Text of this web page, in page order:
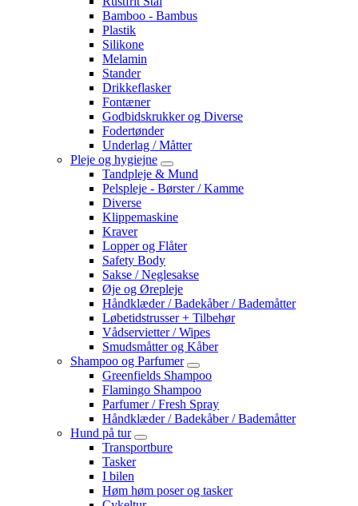
Bamboo - Bambus
Plastik
Silikone
Melamin
Stander
Drikkeflasker
Fontæner
Godbidskrukker og Diverse
Fodertønder
Underlag / Måtter
Pleje og hygiejne
Tandpleje & Mund
Pelspleje - Børster / Kamme
Diverse
Klippemaskine
Kraver
Lopper og Flåter
Safety Body
Sakse / Neglesakse
Øje og Ørepleje
Håndklæder / Badekåber / Bademåtter
Løbetidstrusser + Tilbehør
Vådservietter / Wipes
Smudsmåtter og Kåber
Shampoo og Parfumer
Greenfields Shampoo
Flamingo Shampoo
Parfumer / Fresh Spray
Håndklæder / Badekåber / Bademåtter
Hund på tur
Transportbure
Tasker
I bilen
Høm høm poser og tasker